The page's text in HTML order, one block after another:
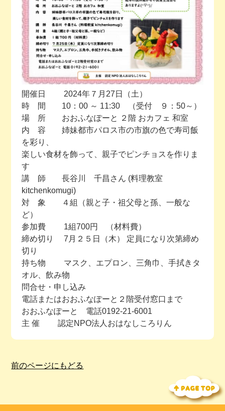
活動場所のご案内
ファンクラブのご案内
お問い合わせ
開催日 2024年７月27日（土）
時 間 10：00 ～ 11:30 （受付 ９：50～）
場 所 おおふなぽーと ２階 おカフェ 和室
内 容 姉妹都市パロス市の市旗の色で寿司飯
を彩り、
楽しい食材を飾って、親子でピンチョスを作りま
す
講 師 長谷川 千昌さん (料理教室
kitchenkomugi)
対 象 ４組（親と子・祖父母と孫、一般な
ど）
参加費 1組700円 （材料費）
締め切り 7月２５日（木） 定員になり次第締め
切り
持ち物 マスク、エプロン、三角巾、手拭きタ
オル、飲み物
問合せ・申し込み
電話またはおおふなぽーと２階受付窓口まで
おおふなぽーと 電話0192-21-6001
主 催 認定NPO法人おはなしころりん
前のページにもどる